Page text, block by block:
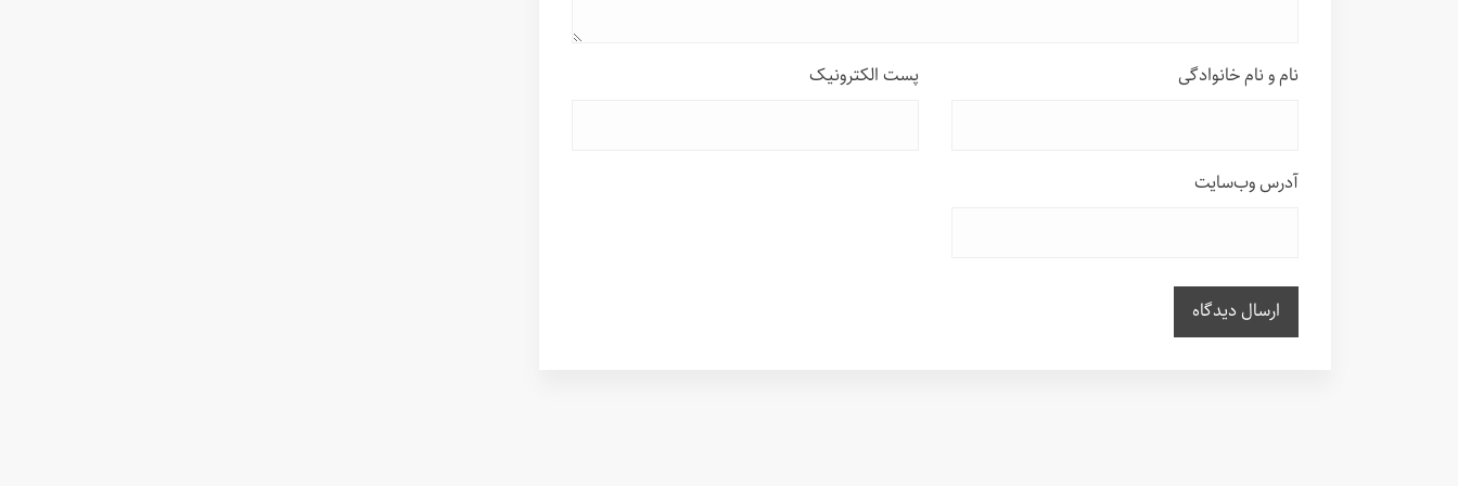
نام و نام خانوادگی پست الکترونیک
آدرس وب‌سایت
ارسال دیدگاه